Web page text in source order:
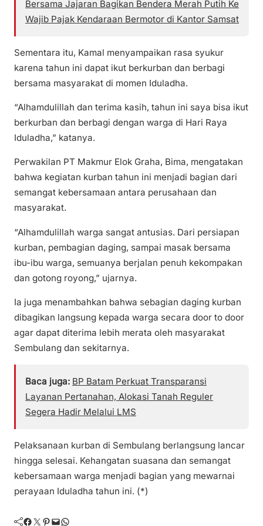
Bersama Jajaran Bagikan Bendera Merah Putih Ke
Wajib Pajak Kendaraan Bermotor di Kantor Samsat
Sementara itu, Kamal menyampaikan rasa syukur
karena tahun ini dapat ikut berkurban dan berbagi
bersama masyarakat di momen Iduladha.
“Alhamdulillah dan terima kasih, tahun ini saya bisa ikut
berkurban dan berbagi dengan warga di Hari Raya
Iduladha,” katanya.
Perwakilan PT Makmur Elok Graha, Bima, mengatakan
bahwa kegiatan kurban tahun ini menjadi bagian dari
semangat kebersamaan antara perusahaan dan
masyarakat.
“Alhamdulillah warga sangat antusias. Dari persiapan
kurban, pembagian daging, sampai masak bersama
ibu-ibu warga, semuanya berjalan penuh kekompakan
dan gotong royong,” ujarnya.
Ia juga menambahkan bahwa sebagian daging kurban
dibagikan langsung kepada warga secara door to door
agar dapat diterima lebih merata oleh masyarakat
Sembulang dan sekitarnya.
Baca juga: BP Batam Perkuat Transparansi
Layanan Pertanahan, Alokasi Tanah Reguler
Segera Hadir Melalui LMS
Pelaksanaan kurban di Sembulang berlangsung lancar
hingga selesai. Kehangatan suasana dan semangat
kebersamaan warga menjadi bagian yang mewarnai
perayaan Iduladha tahun ini. (*)
Facebook Twitter Pinterest Mail WhatsApp